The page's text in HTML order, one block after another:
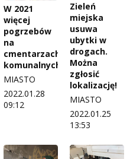
W 2021
więcej
pogrzebów
na
cmentarzach
komunalnych
MIASTO
2022.01.28
09:12
Zieleń
miejska
usuwa
ubytki w
drogach.
Można
zgłosić
lokalizację!
MIASTO
2022.01.25
13:53